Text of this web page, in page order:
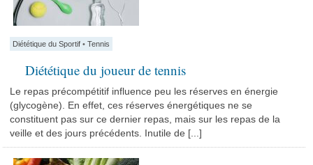
Diététique du Sportif •Tennis
Diététique du joueur de tennis
Le repas précompétitif influence peu les réserves en énergie
(glycogène). En effet, ces réserves énergétiques ne se
constituent pas sur ce dernier repas, mais sur les repas de la
veille et des jours précédents. Inutile de [...]